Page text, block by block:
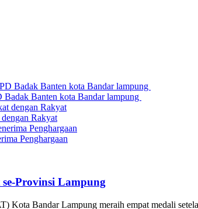
Banten kota Bandar lampung
Rakyat
Penghargaan
Provinsi Lampung
Kota Bandar Lampung meraih empat medali